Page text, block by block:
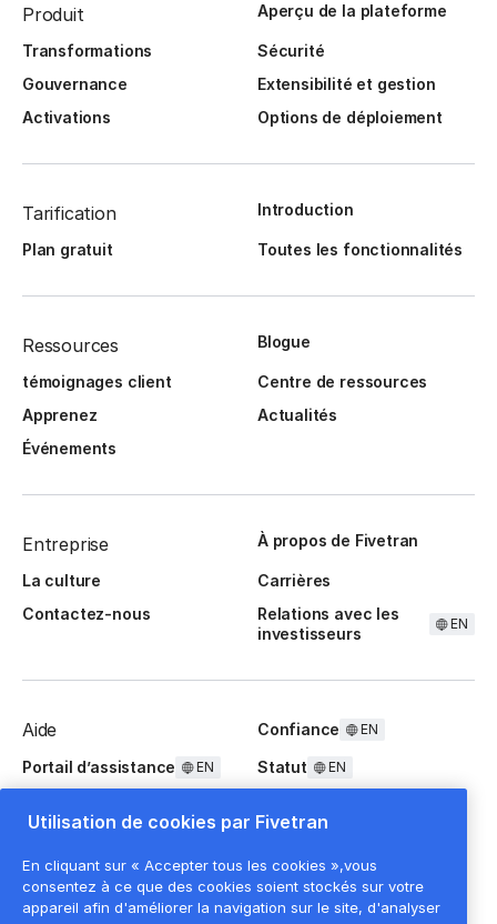
Produit Aperçu de la plateforme
Transformations
Sécurité
Gouvernance
Extensibilité et gestion
Activations
Options de déploiement
Tarification Introduction
Plan gratuit Toutes les fonctionnalités
Ressources Blogue
témoignages client
Centre de ressources
Apprenez
Actualités
Événements
Entreprise À propos de Fivetran
La culture
Carrières
Contactez-nous
Relations avec les
investisseurs
EN
Aide Confiance EN
Portail d’assistance EN Statut EN
Utilisation de cookies par Fivetran
En cliquant sur « Accepter tous les cookies »,vous
consentez à ce que des cookies soient stockés sur votre
appareil afin d'améliorer la navigation sur le site, d'analyser